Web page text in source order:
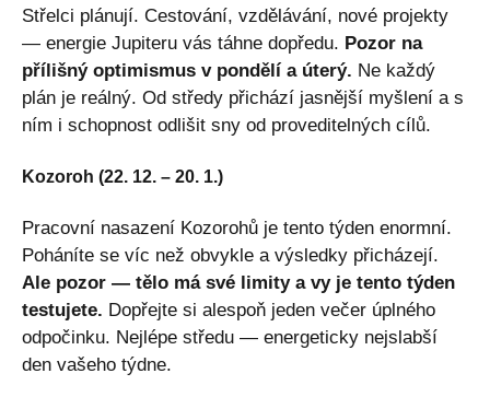
Střelci plánují. Cestování, vzdělávání, nové projekty
— energie Jupiteru vás táhne dopředu. Pozor na
přílišný optimismus v pondělí a úterý. Ne každý
plán je reálný. Od středy přichází jasnější myšlení a s
ním i schopnost odlišit sny od proveditelných cílů.
Kozoroh (22. 12. – 20. 1.)
Pracovní nasazení Kozorohů je tento týden enormní.
Poháníte se víc než obvykle a výsledky přicházejí.
Ale pozor — tělo má své limity a vy je tento týden
testujete. Dopřejte si alespoň jeden večer úplného
odpočinku. Nejlépe středu — energeticky nejslabší
den vašeho týdne.